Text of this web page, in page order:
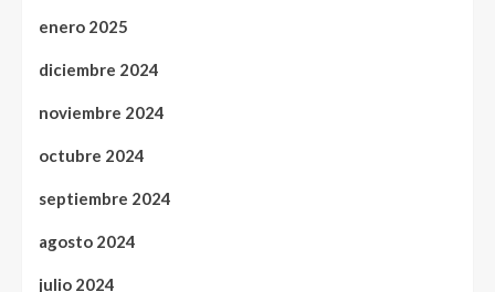
enero 2025
diciembre 2024
noviembre 2024
octubre 2024
septiembre 2024
agosto 2024
julio 2024